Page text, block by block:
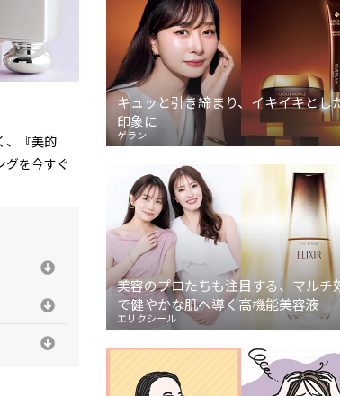
、『美的
グを今すぐ
キュッと引き締まり、イキイキとし
印象に
ゲラン
美容のプロたちも注目する、マルチ
で健やかな肌へ導く高機能美容液
エリクシール